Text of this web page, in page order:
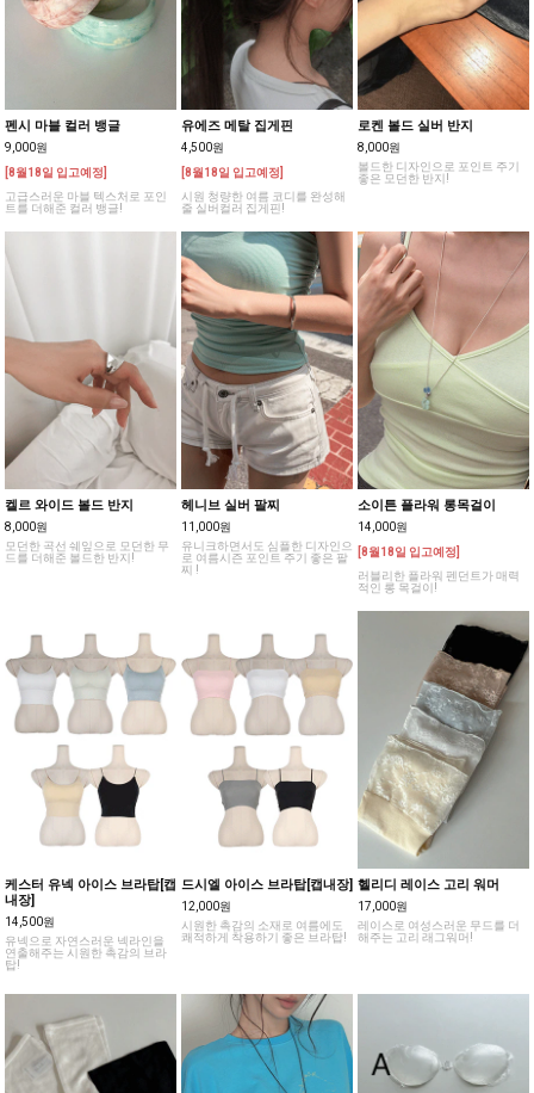
펜시 마블 컬러 뱅글
9,000원
[8월18일 입고예정]
고급스러운 마블 텍스처로 포인
트를 더해준 컬러 뱅글!
유에즈 메탈 집게핀
4,500원
[8월18일 입고예정]
시원 청량한 여름 코디를 완성해
줄 실버컬러 집게핀!
로켄 볼드 실버 반지
8,000원
볼드한 디자인으로 포인트 주기
좋은 모던한 반지!
켈르 와이드 볼드 반지
8,000원
모던한 곡선 쉐잎으로 모던한 무
드를 더해준 볼드한 반지!
헤니브 실버 팔찌
11,000원
유니크하면서도 심플한 디자인으
로 여름시즌 포인트 주기 좋은 팔
찌 !
소이튼 플라워 롱목걸이
14,000원
[8월18일 입고예정]
러블리한 플라워 펜던트가 매력
적인 롱 목걸이!
케스터 유넥 아이스 브라탑[캡
내장]
14,500원
유넥으로 자연스러운 넥라인을
연출해주는 시원한 촉감의 브라
탑!
드시엘 아이스 브라탑[캡내장]
12,000원
시원한 촉감의 소재로 여름에도
쾌적하게 착용하기 좋은 브라탑!
헬리디 레이스 고리 워머
17,000원
레이스로 여성스러운 무드를 더
해주는 고리 래그워머!